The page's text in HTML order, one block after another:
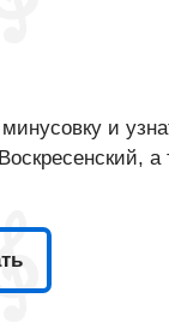
и
а